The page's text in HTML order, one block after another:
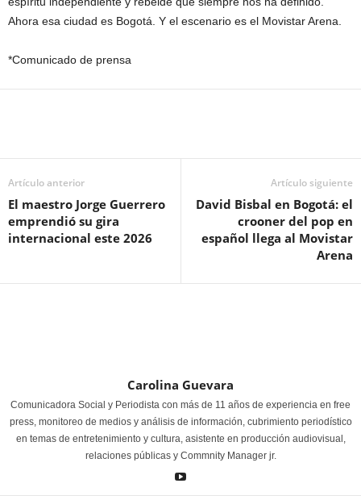
Ahora esa ciudad es Bogotá. Y el escenario es el Movistar Arena.
*Comunicado de prensa
Artículo anterior
El maestro Jorge Guerrero
emprendió su gira
internacional este 2026
Artículo siguiente
David Bisbal en Bogotá: el
crooner del pop en
español llega al Movistar
Arena
Carolina Guevara
Comunicadora Social y Periodista con más de 11 años de experiencia en free
press, monitoreo de medios y análisis de información, cubrimiento periodístico
en temas de entretenimiento y cultura, asistente en producción audiovisual,
relaciones públicas y Commnity Manager jr.